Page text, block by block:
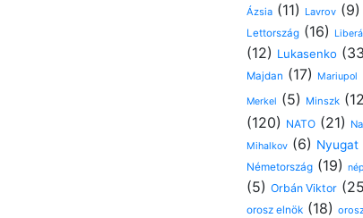
Ázsia (11) Lavrov (9)
Lettország (16)
(12) Lukasenko
Majdan (17) Mariupol
Merkel (5) Minszk
(120) NATO (21)
Mihalkov (6) Nyugat
Németország (19)
(5) Orbán Viktor
orosz elnök (18)